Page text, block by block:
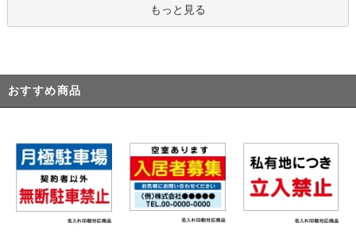
もっと見る
おすすめ商品